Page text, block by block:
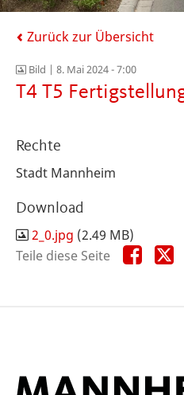
Zurück zur Übersicht
Bild | 8. Mai 2024 - 7:00
T4 T5
Rechte
Stadt Mannheim
Download
2_0.jpg (2.49 MB)
Teile diese Seite
Teile
diese